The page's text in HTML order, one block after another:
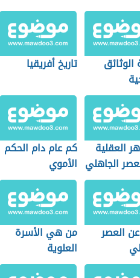
تاريخ أفريقيا
العقلية
الجاهلي
كم عام دام الحكم
الأموي
العصر
من هي الأسرة
العلوية